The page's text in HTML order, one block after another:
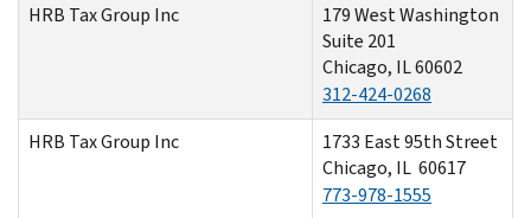
HRB Tax Group Inc
179 West Washington
Suite 201
Chicago, IL 60602
312-424-0268
HRB Tax Group Inc
1733 East 95th Street
Chicago, IL 60617
773-978-1555